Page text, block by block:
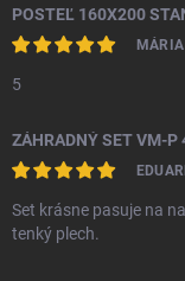
POSTEĽ 160X200
MÁRIA
5
ZÁHRADNÝ SET VM-P
Set krásne pasuje na
tenký plech.